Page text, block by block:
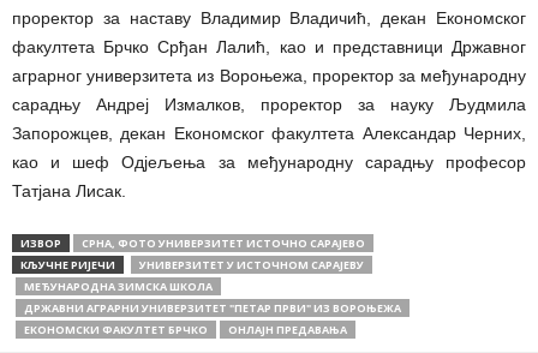
проректор за наставу Владимир Владичић, декан Економског
факултета Брчко Срђан Лалић, као и представници Државног
аграрног универзитета из Вороњежа, проректор за међународну
сарадњу Андреј Измалков, проректор за науку Људмила
Запорожцев, декан Економског факултета Александар Черних,
као и шеф Одјељења за међународну сарадњу професор
Татјана Лисак.
ИЗВОР
СРНА, ФОТО УНИВЕРЗИТЕТ ИСТОЧНО САРАЈЕВО
КЉУЧНЕ РИЈЕЧИ
УНИВЕРЗИТЕТ У ИСТОЧНОМ САРАЈЕВУ
МЕЂУНАРОДНА ЗИМСКА ШКОЛА
ДРЖАВНИ АГРАРНИ УНИВЕРЗИТЕТ "ПЕТАР ПРВИ" ИЗ ВОРОЊЕЖА
ЕКОНОМСКИ ФАКУЛТЕТ БРЧКО
ОНЛАЈН ПРЕДАВАЊА